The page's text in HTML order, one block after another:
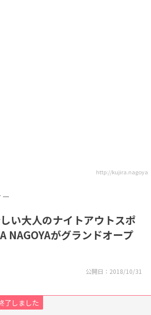
http://kujira.nagoya
ー
い大人のナイトアウトスポ
NAGOYAがグランドオープ
公開日： 2018/10/31
了しました